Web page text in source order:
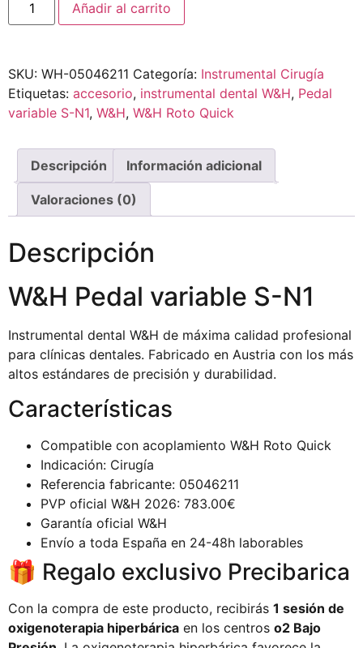
Añadir al carrito
SKU: WH-05046211 Categoría: Instrumental Cirugía
Etiquetas: accesorio, instrumental dental W&H, Pedal
variable S-N1, W&H, W&H Roto Quick
Descripción Información adicional
Valoraciones (0)
Descripción
W&H Pedal variable S-N1
Instrumental dental W&H de máxima calidad profesional
para clínicas dentales. Fabricado en Austria con los más
altos estándares de precisión y durabilidad.
Características
Compatible con acoplamiento W&H Roto Quick
Indicación: Cirugía
Referencia fabricante: 05046211
PVP oficial W&H 2026: 783.00€
Garantía oficial W&H
Envío a toda España en 24-48h laborables
🎁 Regalo exclusivo Precibarica
Con la compra de este producto, recibirás 1 sesión de
oxigenoterapia hiperbárica en los centros o2 Bajo